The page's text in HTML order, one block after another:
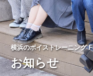
横浜のボイストレーニング
お知らせ